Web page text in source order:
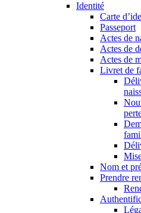
Identité
Carte
Passeport
Actes de
Actes de
Actes de
Livret de
Nom et
Prendre